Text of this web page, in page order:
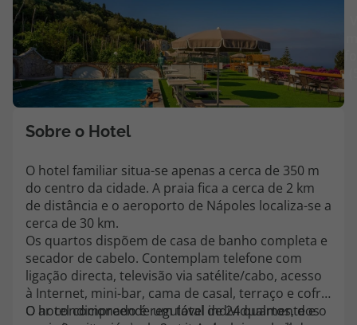
Contactos
Apoio ao cliente em Portugal
218 925 471
218 925 471
Custo de uma chamada para a rede fixa nacional.
A sua agência de viagens Top Atlântico tem a preocupação de estar
sempre mais perto de si, para maior comodidade e total facilidade
na marcação das suas viagens, tem ainda ao seu dispor o nosso call
center a funcionar todos os dias úteis das 10:00 às 20:00 e Sábado
das 10:00 às 14:00.
Sobre o Hotel
O hotel familiar situa-se apenas a cerca de 350 m
do centro da cidade. A praia fica a cerca de 2 km
de distância e o aeroporto de Nápoles localiza-se a
cerca de 30 km.
Os quartos dispõem de casa de banho completa e
secador de cabelo. Contemplam telefone com
ligação directa, televisão via satélite/cabo, acesso
à Internet, mini-bar, cama de casal, terraço e cofre.
O ar condicionado é regulável individualmente e o
O hotel compreende um total de 24 quartos, dos